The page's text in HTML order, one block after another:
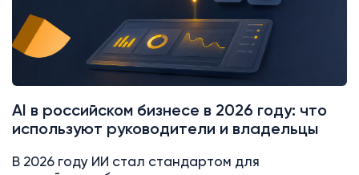
AI в российском бизнесе в 2026 году: что
используют руководители и владельцы
В 2026 году ИИ стал стандартом для